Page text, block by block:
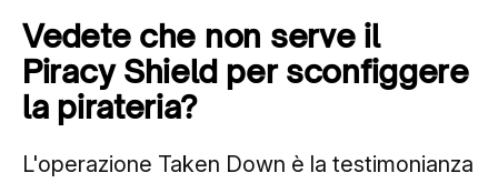
Tutti gli articoli
Chi siamo
Vedete che non serve il
Piracy Shield per sconfiggere
la pirateria?
L'operazione Taken Down è la testimonianza